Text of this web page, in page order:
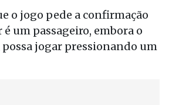
o jogo pede a confirmação
um passageiro, embora o
jogar pressionando um